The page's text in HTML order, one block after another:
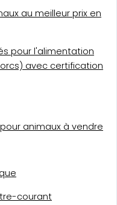
au meilleur prix en
pour l'alimentation
avec certification
animaux à vendre
courant